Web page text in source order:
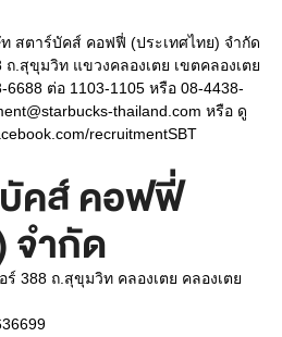
สตาร์บัคส์ คอฟฟี่ (ประเทศไทย) จำกัด
ถ.สุขุมวิท แขวงคลองเตย เขตคลองเตย
6688 ต่อ 1103-1105 หรือ 08-4438-
thailand.com หรือ ดู
recruitmentSBT
คส์ คอฟฟี่
จำกัด
ร์ 388 ถ.สุขุมวิท คลองเตย คลองเตย